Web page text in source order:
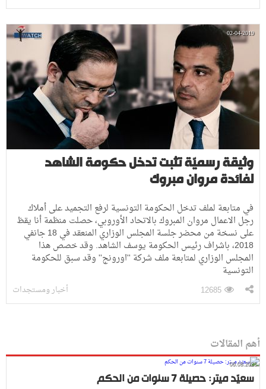
02-04-2019
وثيقة رسميّة تثبت تدخل حكومة الشاهد
لفائدة مروان مبروك
في متابعة لملف تدخل الحكومة التونسية لرفع التجميد على أملاك
رجل الاعمال مروان المبروك بالاتحاد الأوروبي، حصلت منظمة أنا يقظ
على نسخة من محضر جلسة المجلس الوزاري المنعقد في 18 جانفي
2018، باشراف رئيس الحكومة يوسف الشاهد. وقد خصص هذا
المجلس الوزاري لمتابعة ملف شركة ''اورونج'' وقد سبق للحكومة
التونسية
أخبار ومستجدات 12685
أهم المقالات
06.08.2026
سعيّد ميتر: حصيلة 7 سنوات من الحكم